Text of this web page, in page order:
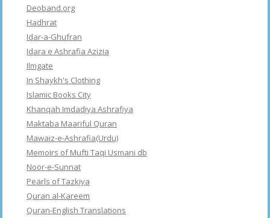
Deoband.org
Hadhrat
Idar-a-Ghufran
Idara e Ashrafia Azizia
Ilmgate
In Shaykh's Clothing
Islamic Books City
Khanqah Imdadiya Ashrafiya
Maktaba Maariful Quran
Mawaiz-e-Ashrafia(Urdu)
Memoirs of Mufti Taqi Usmani db
Noor-e-Sunnat
Pearls of Tazkiya
Quran al-Kareem
Quran-English Translations